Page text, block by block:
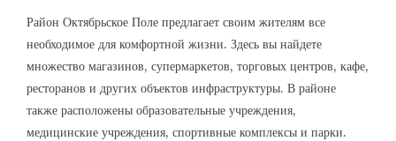
Район Октябрьское Поле предлагает своим жителям все
необходимое для комфортной жизни. Здесь вы найдете
множество магазинов, супермаркетов, торговых центров, кафе,
ресторанов и других объектов инфраструктуры. В районе
также расположены образовательные учреждения,
медицинские учреждения, спортивные комплексы и парки.